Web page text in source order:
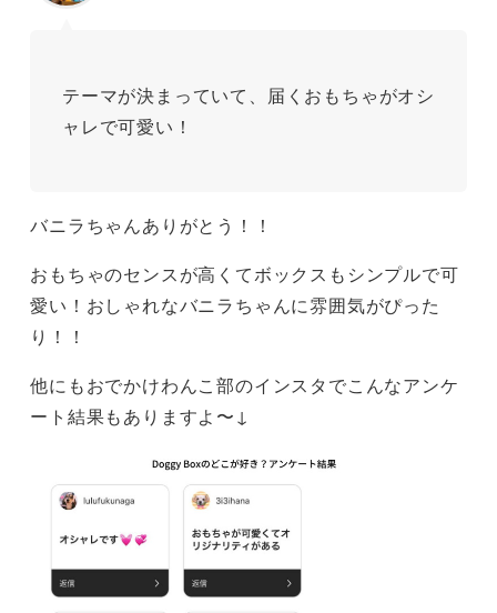
テーマが決まっていて、届くおもちゃがオシ
ャレで可愛い！
バニラちゃんありがとう！！
おもちゃのセンスが高くてボックスもシンプルで可
愛い！おしゃれなバニラちゃんに雰囲気がぴった
り！！
他にもおでかけわんこ部のインスタでこんなアンケ
ート結果もありますよ〜↓